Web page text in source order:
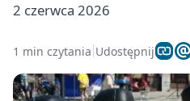
2 czerwca 2026
1 min czytania Udostępnij